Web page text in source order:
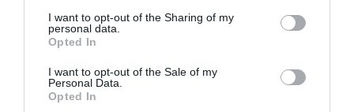
I want to opt-out of the Sharing of my
personal data.
Opted In
I want to opt-out of the Sale of my
Personal Data.
Opted In
ECONOMÍA
Técnicas Reunidas baja en bolsa, tras un
de Sitra (Baréin)
Cristina Martín